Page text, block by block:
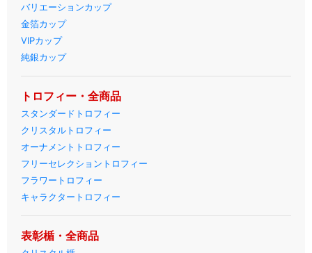
バリエーションカップ
金箔カップ
VIPカップ
純銀カップ
トロフィー・全商品
スタンダードトロフィー
クリスタルトロフィー
オーナメントトロフィー
フリーセレクショントロフィー
フラワートロフィー
キャラクタートロフィー
表彰楯・全商品